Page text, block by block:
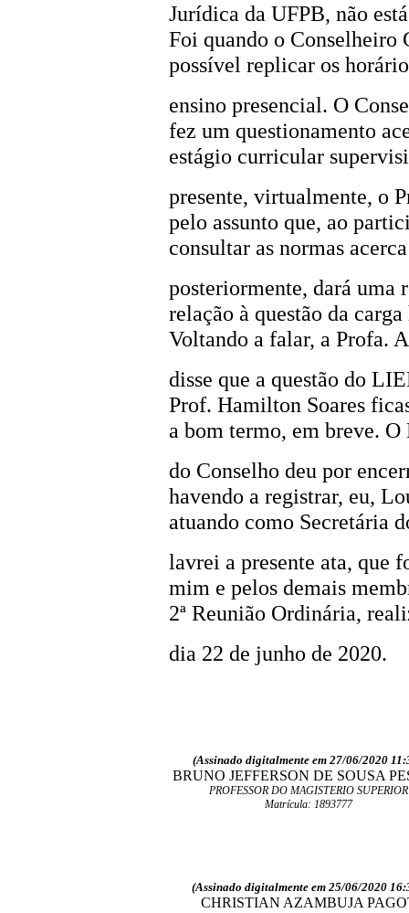
Jurídica da UFPB, não
Foi quando o Conselheiro
possível replicar os
ensino presencial. O
fez um questionamento
estágio curricular
presente, virtualmente, o
pelo assunto que, ao
consultar as normas
posteriormente, dará uma
relação à questão da
Voltando a falar, a Profa.
disse que a questão do
Prof. Hamilton Soares
a bom termo, em breve. O
do Conselho deu por
havendo a registrar, eu,
atuando como Secretária
lavrei a presente ata, que
mim e pelos demais
2ª Reunião Ordinária,
dia 22 de junho de 2020.
(Assinado digitalmente em 27/06/2020
BRUNO JEFFERSON DE SOUSA
PROFESSOR DO MAGISTERIO SUPERIOR
Matrícula: 1893777
(Assinado digitalmente em 25/06/2020
CHRISTIAN AZAMBUJA